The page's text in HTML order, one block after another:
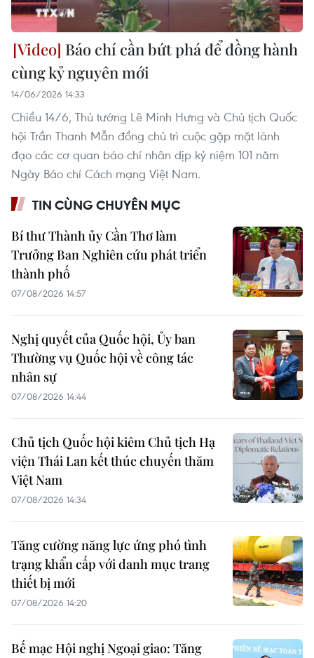
Báo chí cần bứt phá để đồng hành
cùng kỷ nguyên mới
14/06/2026 14:33
Chiều 14/6, Thủ tướng Lê Minh Hưng và Chủ tịch Quốc
hội Trần Thanh Mẫn đồng chủ trì cuộc gặp mặt lãnh
đạo các cơ quan báo chí nhân dịp kỷ niệm 101 năm
Ngày Báo chí Cách mạng Việt Nam.
TIN CÙNG CHUYÊN MỤC
Bí thư Thành ủy Cần Thơ làm
Trưởng Ban Nghiên cứu phát triển
thành phố
07/08/2026 14:57
Nghị quyết của Quốc hội, Ủy ban
Thường vụ Quốc hội về công tác
nhân sự
07/08/2026 14:44
Chủ tịch Quốc hội kiêm Chủ tịch Hạ
viện Thái Lan kết thúc chuyến thăm
Việt Nam
07/08/2026 14:34
Tăng cường năng lực ứng phó tình
trạng khẩn cấp với danh mục trang
thiết bị mới
07/08/2026 14:20
Bế mạc Hội nghị Ngoại giao: Tăng